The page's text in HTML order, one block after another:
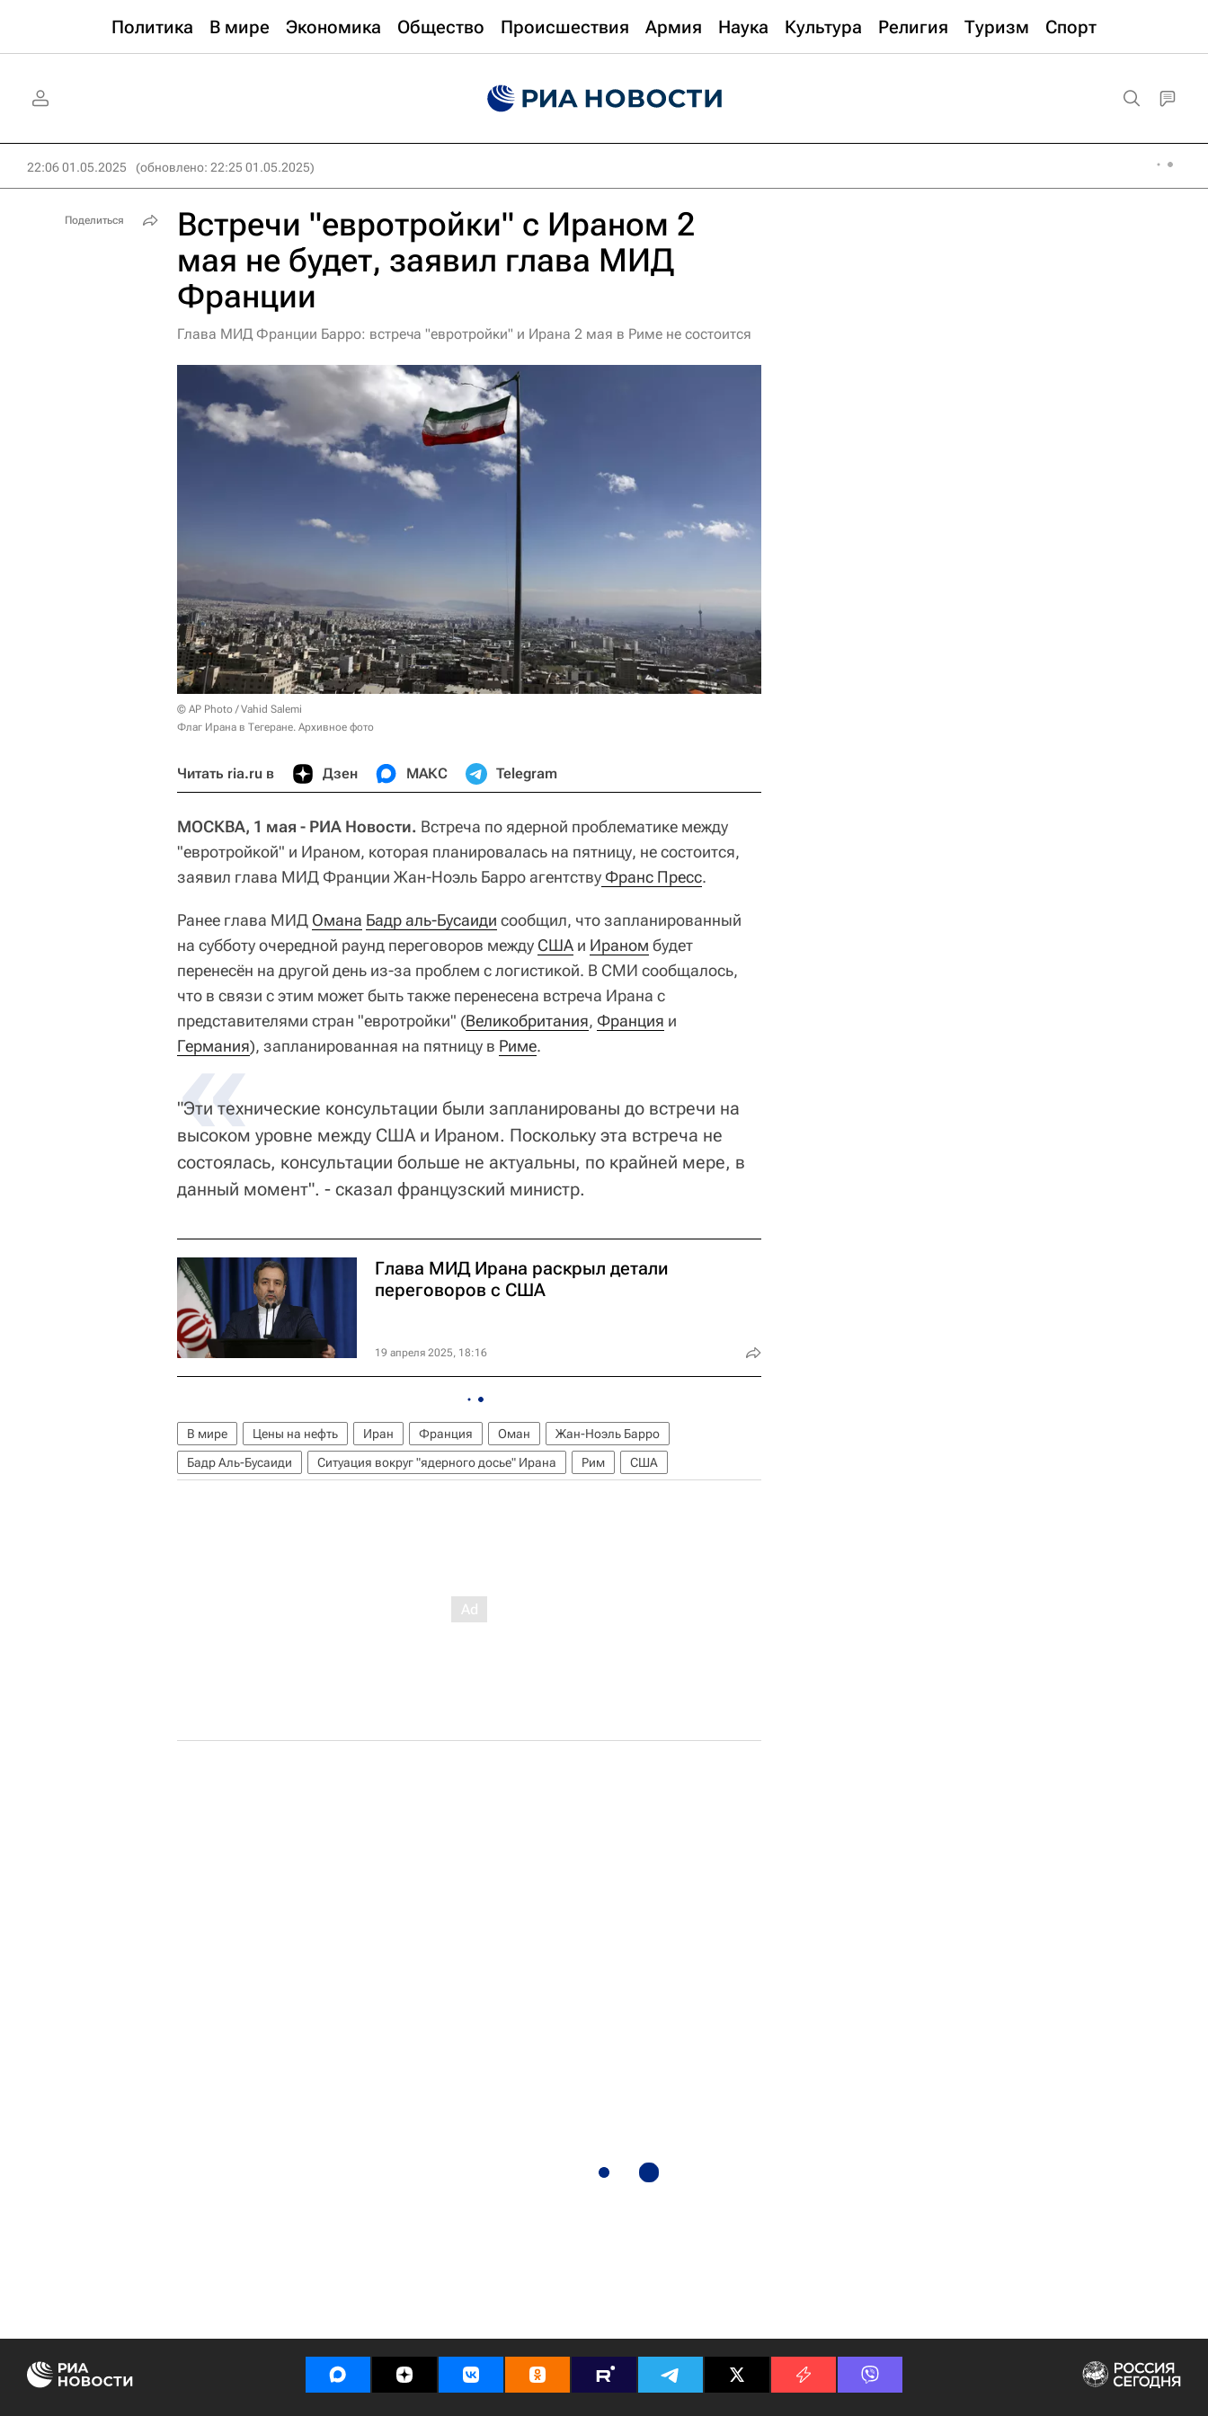
Политика В мире Экономика Общество Происшествия Армия Наука Культура Религия Туризм Спорт
22:06 01.05.2025 (обновлено: 22:25 01.05.2025)
Встречи "евротройки" с Ираном 2
мая не будет, заявил глава МИД
Франции
Глава МИД Франции Барро: встреча "евротройки" и Ирана 2 мая в Риме не состоится
© AP Photo / Vahid Salemi
Флаг Ирана в Тегеране. Архивное фото
Читать ria.ru в Дзен МАКС Telegram
МОСКВА, 1 мая - РИА Новости. Встреча по ядерной проблематике между
"евротройкой" и Ираном, которая планировалась на пятницу, не состоится,
заявил глава МИД Франции Жан-Ноэль Барро агентству Франс Пресс.
Ранее глава МИД Омана Бадр аль-Бусаиди сообщил, что запланированный
на субботу очередной раунд переговоров между США и Ираном будет
перенесён на другой день из-за проблем с логистикой. В СМИ сообщалось,
что в связи с этим может быть также перенесена встреча Ирана с
представителями стран "евротройки" (Великобритания, Франция и
Германия), запланированная на пятницу в Риме.
«
"Эти технические консультации были запланированы до встречи на
высоком уровне между США и Ираном. Поскольку эта встреча не
состоялась, консультации больше не актуальны, по крайней мере, в
данный момент". - сказал французский министр.
Глава МИД Ирана раскрыл детали
переговоров с США
19 апреля 2025, 18:16
В мире Цены на нефть Иран Франция Оман
Жан-Ноэль Барро
Бадр Аль-Бусаиди
Ситуация вокруг "ядерного досье" Ирана Рим США
Поделиться